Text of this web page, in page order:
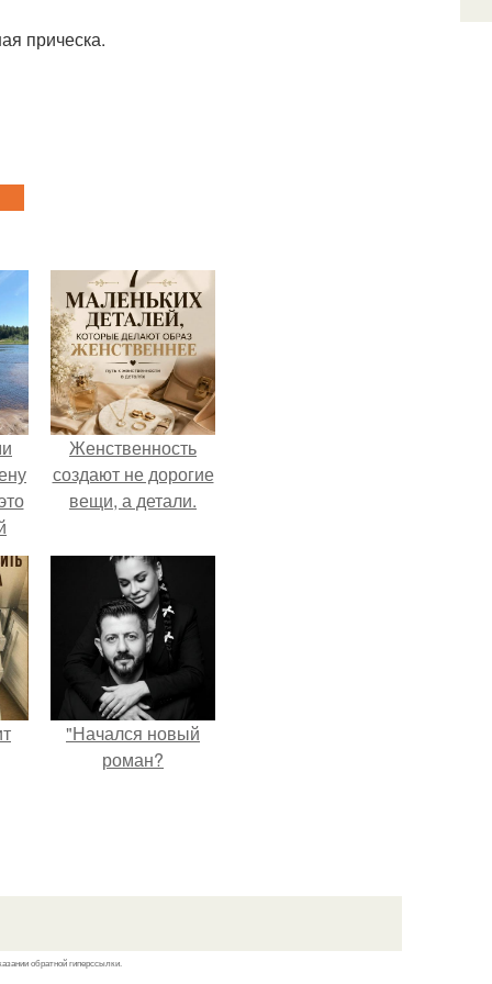
прическа.
Женственность
создают не дорогие
вещи, а детали.
"Начался новый
роман?
обратной гиперссылки.